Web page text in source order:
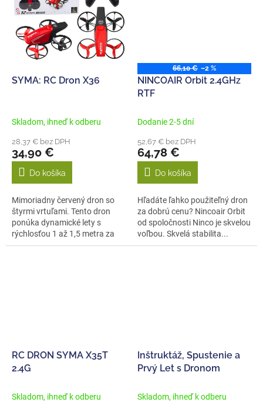
SYMA: RC Dron X36
Skladom, ihneď k odberu
28,37 € bez DPH
34,90 €
Do košíka
Mimoriadny červený dron so
štyrmi vrtuľami. Tento dron
ponúka dynamické lety s
rýchlosťou 1 až 1,5 metra za
sekundu.
66,10 € –2 %
NINCOAIR Orbit 2.4GHz
RTF
Dodanie 2-5 dní
52,67 € bez DPH
64,78 €
Do košíka
Hľadáte ľahko použiteľný dron
za dobrú cenu? Nincoair Orbit
od spoločnosti Ninco je skvelou
voľbou. Skvelá stabilita...
RC DRON SYMA X35T
2.4G
Skladom, ihneď k odberu
Inštruktáž, Spustenie a
Prvý Let s Dronom
Skladom, ihneď k odberu